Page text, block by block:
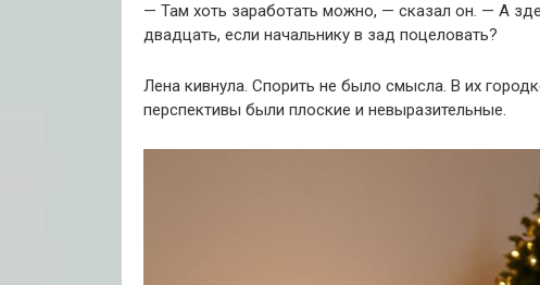
— Там хоть заработать можно, — сказал он. — А
двадцать, если начальнику в зад поцеловать?
Лена кивнула. Спорить не было смысла. В их
перспективы были плоские и невыразительные.